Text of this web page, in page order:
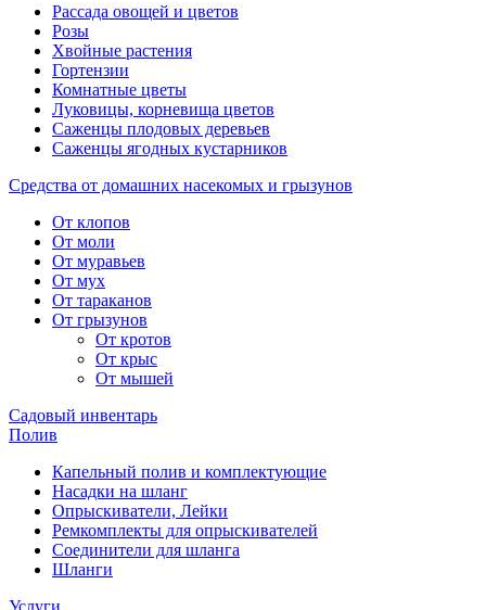
Рассада овощей и цветов
Розы
Хвойные растения
Гортензии
Комнатные цветы
Луковицы, корневища цветов
Саженцы плодовых деревьев
Саженцы ягодных кустарников
Средства от домашних насекомых и грызунов
От клопов
От моли
От муравьев
От мух
От тараканов
От грызунов
От кротов
От крыс
От мышей
Садовый инвентарь
Полив
Капельный полив и комплектующие
Насадки на шланг
Опрыскиватели, Лейки
Ремкомплекты для опрыскивателей
Соединители для шланга
Шланги
Услуги